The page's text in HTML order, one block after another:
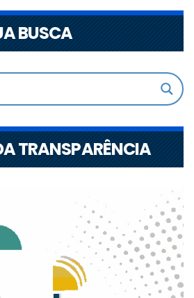
BUSCA
TRANSPARÊNCIA